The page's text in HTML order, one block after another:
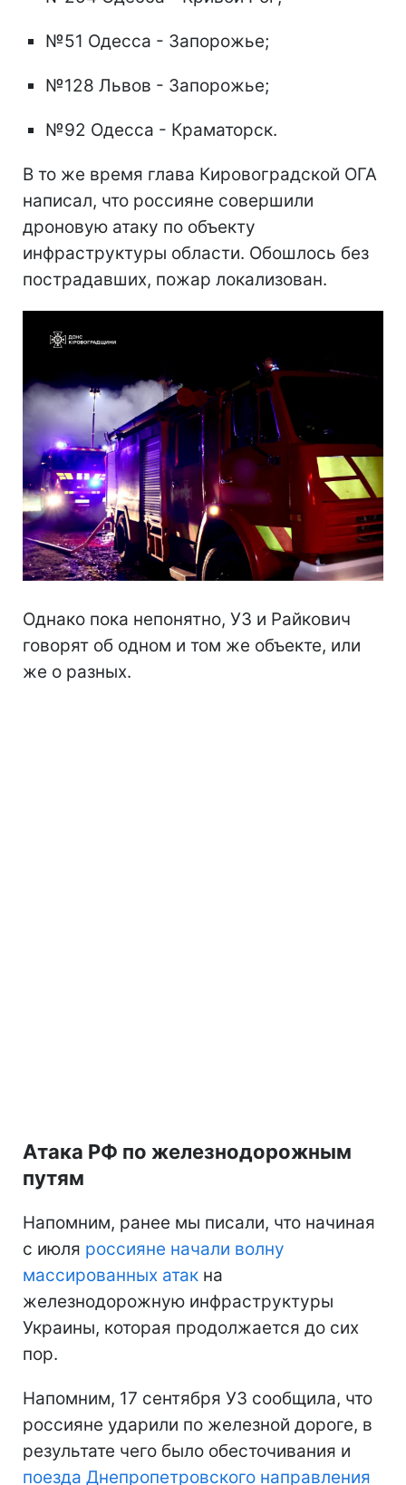
№51 Одесса - Запорожье;
№128 Львов - Запорожье;
№92 Одесса - Краматорск.
В то же время глава Кировоградской ОГА
написал, что россияне совершили
дроновую атаку по объекту
инфраструктуры области. Обошлось без
пострадавших, пожар локализован.
Однако пока непонятно, УЗ и Райкович
говорят об одном и том же объекте, или
же о разных.
Атака РФ по железнодорожным
путям
Напомним, ранее мы писали, что начиная
с июля россияне начали волну
массированных атак на
железнодорожную инфраструктуры
Украины, которая продолжается до сих
пор.
Напомним, 17 сентября УЗ сообщила, что
россияне ударили по железной дороге, в
результате чего было обесточивания и
поезда Днепропетровского направления